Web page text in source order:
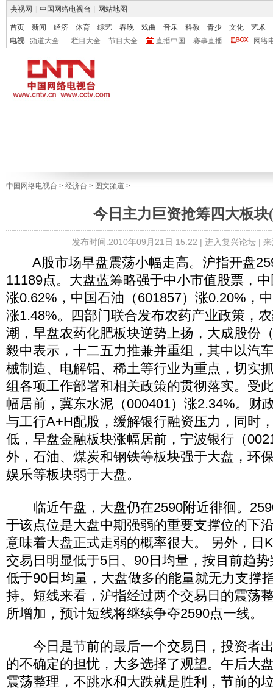
央视网 中国网络电视台 网站地图
首页 新闻 经济 体育 综艺 春晚 戏曲 音乐 科教 青少 文化
艺术
电视
频道大全 栏目大全 节目大全 直播中国 赛事直播 网络
中国网络电视台 > 经济台 > 图文频道 >
今日主力巨资抢筹四大板块
发布时间:2010年09月21日 15:22 | 进入复兴论坛| 来
A股市场早盘震荡小幅走高。沪指开盘
11189点。大盘蓝筹略强于中小市值股票，
涨0.62%，中国石油（601857）涨0.20%，
涨1.48%。四部门联合发布农药产业政策，
潮，早盘农药化肥板块逆势上扬，大成股份
毅中表示，十二五力推兼并重组，其中以汽
械制造、电解铝、稀土等行业为重点，切实
组各项工作部署和相关政策的贯彻落实。受
幅居前，冀东水泥（000401）涨2.34%。财
与工行A+H配股，缓解银行融资压力，同时
低，早盘金融板块涨幅居前，宁波银行（
外，石油、煤炭和钢铁等板块强于大盘，环
娱乐等板块弱于大盘。
临近午盘，大盘仍在2590附近徘徊。
于该点位是大盘中期强弱的重要支撑位的下
意味着大盘正式走弱的概率很大。 另外，日
交易日明显低于5日、90日均量，按目前趋
低于90日均量，大盘做多的能量就无力支撑
持。短线来看，沪指经过两个交易日的震荡
所增加，预计短线将继续争夺2590点一线。
今日是节前的最后一个交易日，投资者
的不确定的担忧，大多选择了观望。午后大
震荡整理，不跳水和大跌就是胜利，节前的